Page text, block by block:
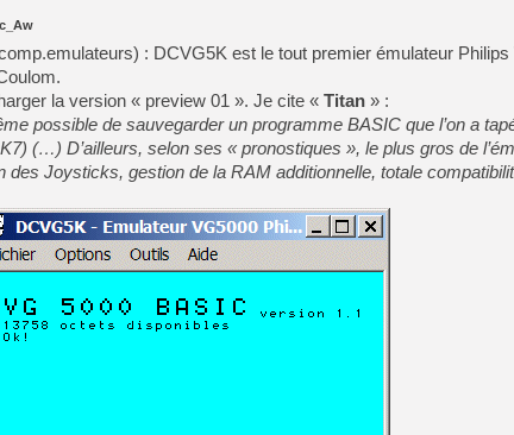
[GK] Pourquoi Marvel
[GK] Test : Restory : Chill
[GK] GTA 6 : Rockstar
[GK] Hot Wheels Infinite
[GK] Mémoire cash -
[GK] Résultats Nintendo :
[GK] Déjà des
[GK] Minecraft et ses «
[GK] Beast of
[GK] Ubisoft : fin de partie
[GK] Mémoire cash -
[GK] Dan Houser (GTA)
[GK] Comment EA Sports
[GK] Crimson Moon : un
[GK] Isle of Reveries : le
[GK] Moonlighter 2 : The
[GK] Capcom relance
: DCVG5K est le tout premier émulateur Philips
la version « preview 01 ». Je cite « Titan » :
possible de sauvegarder un programme BASIC que l’on a
(…) D’ailleurs, selon ses « pronostiques », le plus gros de
des Joysticks, gestion de la RAM additionnelle, totale